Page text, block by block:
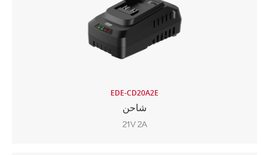
EDE-CD20A2E
شاحن
21V 2A